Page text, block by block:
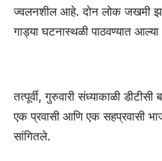
ज्वलनशील आहे. दोन लोक जखमी
गाड्या घटनास्थळी पाठवण्यात
तत्पूर्वी, गुरुवारी संध्याकाळी
एक प्रवासी आणि एक सहप्रवासी
सांगितले.